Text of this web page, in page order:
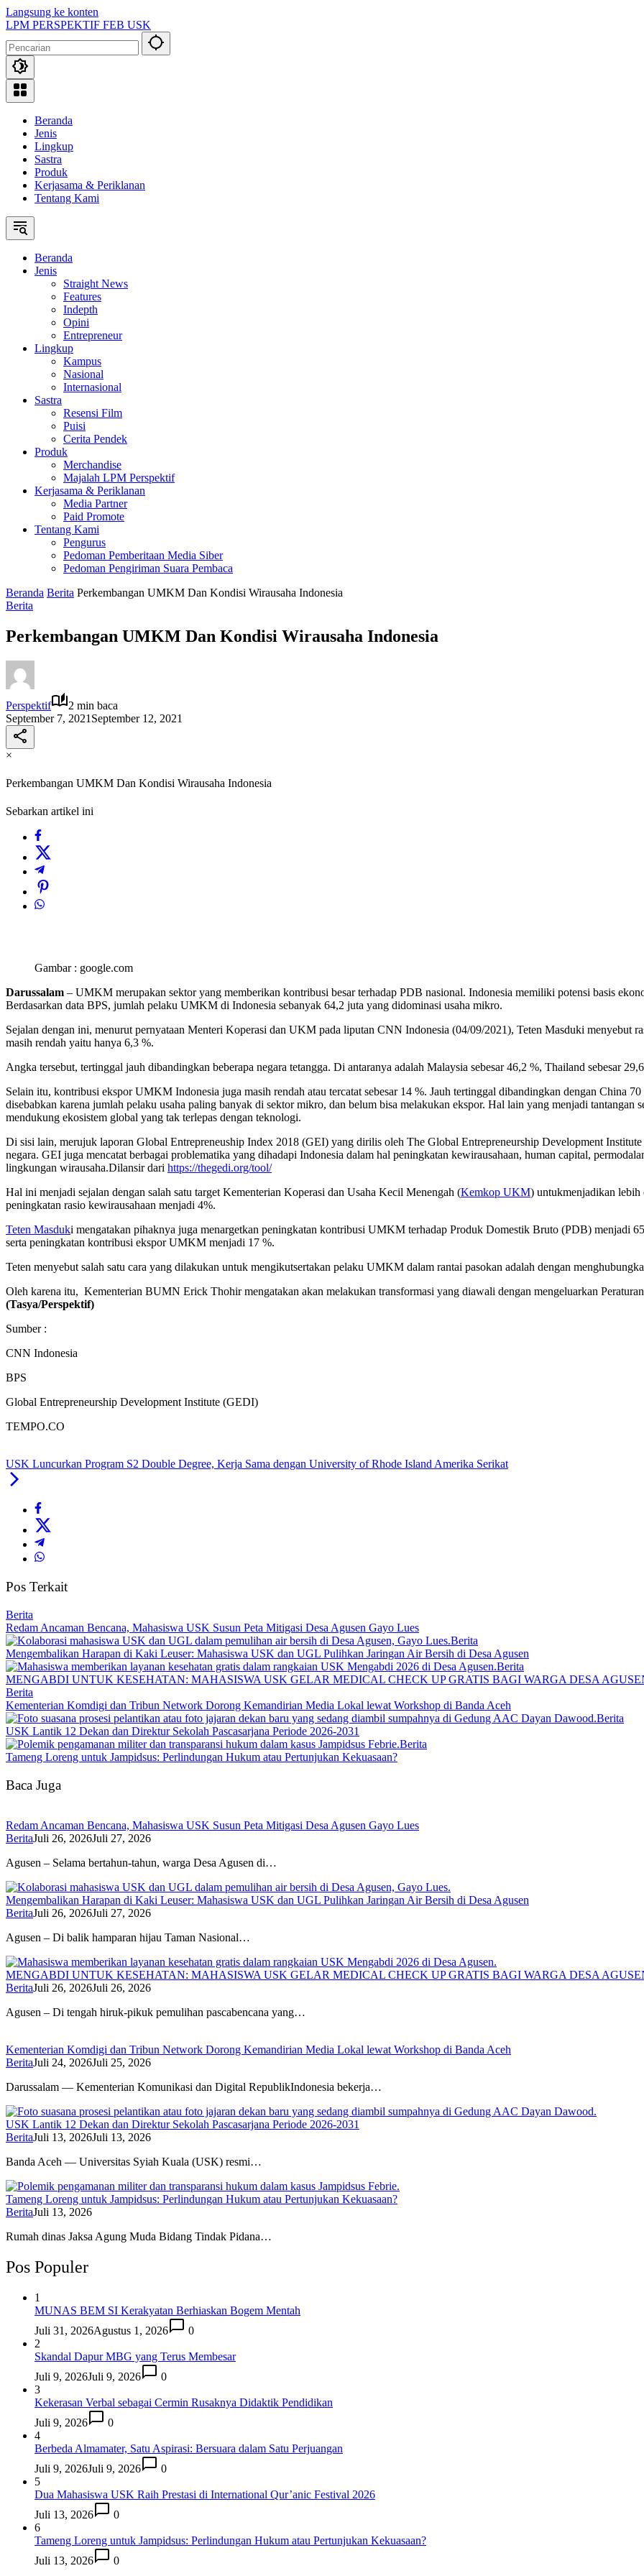
Langsung ke konten
LPM PERSPEKTIF FEB USK
Beranda
Jenis
Lingkup
Sastra
Produk
Kerjasama & Periklanan
Tentang Kami
Beranda
Jenis
Straight News
Features
Indepth
Opini
Entrepreneur
Lingkup
Kampus
Nasional
Internasional
Sastra
Resensi Film
Puisi
Cerita Pendek
Produk
Merchandise
Majalah LPM Perspektif
Kerjasama & Periklanan
Media Partner
Paid Promote
Tentang Kami
Pengurus
Pedoman Pemberitaan Media Siber
Pedoman Pengiriman Suara Pembaca
Beranda Berita Perkembangan UMKM Dan Kondisi Wirausaha Indonesia
Berita
Perkembangan UMKM Dan Kondisi Wirausaha Indonesia
Perspektif
2 min baca
September 7, 2021 September 12, 2021
×
Perkembangan UMKM Dan Kondisi Wirausaha Indonesia
Sebarkan artikel ini
Gambar : google.com
Darussalam – UMKM merupakan sektor yang memberikan kontribusi besar terhadap PDB nasional. Indonesia memiliki potensi basis
Berdasarkan data BPS, jumlah pelaku UMKM di Indonesia sebanyak 64,2 juta yang didominasi usaha mikro.
Sejalan dengan ini, menurut pernyataan Menteri Koperasi dan UKM pada liputan CNN Indonesia (04/09/2021), Teten Masduki menyebut
masih rendah yaitu hanya 6,3 %.
Angka tersebut, tertinggal jauh dibandingkan beberapa negara tetangga. Di antaranya adalah Malaysia sebesar 46,2 %, Thailand sebesar
Selain itu, kontribusi ekspor UMKM Indonesia juga masih rendah atau tercatat sebesar 14 %. Jauh tertinggal dibandingkan dengan China 70
disebabkan karena jumlah pelaku usaha paling banyak di sektor mikro, dan belum bisa melakukan ekspor. Hal lain yang menjadi tantangan
mendukung ekosistem global yang tak terlepas dengan teknologi.
Di sisi lain, merujuk laporan Global Entrepreneuship Index 2018 (GEI) yang dirilis oleh The Global Entrepreneurship Development
negara. GEI juga mencatat berbagai problematika yang dihadapi Indonesia dalam hal peningkatan kewirausahaan, human capital,
lingkungan wirausaha.Dilansir dari https://thegedi.org/tool/
Hal ini menjadi sejalan dengan salah satu target Kementerian Koperasi dan Usaha Kecil Menengah (Kemkop UKM) untukmenjadikan lebih
peningkatan rasio kewirausahaan menjadi 4%.
Teten Masduki mengatakan pihaknya juga menargetkan peningkatan kontribusi UMKM terhadap Produk Domestik Bruto (PDB) menjadi
serta peningkatan kontribusi ekspor UMKM menjadi 17 %.
Teten menyebut salah satu cara yang dilakukan untuk mengikutsertakan pelaku UMKM dalam rantai pasokan adalah dengan
Oleh karena itu, Kementerian BUMN Erick Thohir mengatakan akan melakukan transformasi yang diawali dengan mengeluarkan
(Tasya/Perspektif)
Sumber :
CNN Indonesia
BPS
Global Entrepreneurship Development Institute (GEDI)
TEMPO.CO
USK Luncurkan Program S2 Double Degree, Kerja Sama dengan University of Rhode Island Amerika Serikat
Pos Terkait
Berita
Redam Ancaman Bencana, Mahasiswa USK Susun Peta Mitigasi Desa Agusen Gayo Lues
Berita
Mengembalikan Harapan di Kaki Leuser: Mahasiswa USK dan UGL Pulihkan Jaringan Air Bersih di Desa Agusen
Berita
MENGABDI UNTUK KESEHATAN: MAHASISWA USK GELAR MEDICAL CHECK UP GRATIS BAGI WARGA DESA
Berita
Kementerian Komdigi dan Tribun Network Dorong Kemandirian Media Lokal lewat Workshop di Banda Aceh
Berita
USK Lantik 12 Dekan dan Direktur Sekolah Pascasarjana Periode 2026-2031
Berita
Tameng Loreng untuk Jampidsus: Perlindungan Hukum atau Pertunjukan Kekuasaan?
Baca Juga
Redam Ancaman Bencana, Mahasiswa USK Susun Peta Mitigasi Desa Agusen Gayo Lues
BeritaJuli 26, 2026Juli 27, 2026
Agusen – Selama bertahun-tahun, warga Desa Agusen di…
Mengembalikan Harapan di Kaki Leuser: Mahasiswa USK dan UGL Pulihkan Jaringan Air Bersih di Desa Agusen
BeritaJuli 26, 2026Juli 27, 2026
Agusen – Di balik hamparan hijau Taman Nasional…
MENGABDI UNTUK KESEHATAN: MAHASISWA USK GELAR MEDICAL CHECK UP GRATIS BAGI WARGA DESA
BeritaJuli 26, 2026Juli 26, 2026
Agusen – Di tengah hiruk-pikuk pemulihan pascabencana yang…
Kementerian Komdigi dan Tribun Network Dorong Kemandirian Media Lokal lewat Workshop di Banda Aceh
BeritaJuli 24, 2026Juli 25, 2026
Darussalam — Kementerian Komunikasi dan Digital RepublikIndonesia bekerja…
USK Lantik 12 Dekan dan Direktur Sekolah Pascasarjana Periode 2026-2031
BeritaJuli 13, 2026Juli 13, 2026
Banda Aceh — Universitas Syiah Kuala (USK) resmi…
Tameng Loreng untuk Jampidsus: Perlindungan Hukum atau Pertunjukan Kekuasaan?
BeritaJuli 13, 2026
Rumah dinas Jaksa Agung Muda Bidang Tindak Pidana…
Pos Populer
1
MUNAS BEM SI Kerakyatan Berhiaskan Bogem Mentah
Juli 31, 2026Agustus 1, 2026
0
2
Skandal Dapur MBG yang Terus Membesar
Juli 9, 2026Juli 9, 2026
0
3
Kekerasan Verbal sebagai Cermin Rusaknya Didaktik Pendidikan
Juli 9, 2026
0
4
Berbeda Almamater, Satu Aspirasi: Bersuara dalam Satu Perjuangan
Juli 9, 2026Juli 9, 2026
0
5
Dua Mahasiswa USK Raih Prestasi di International Qur’anic Festival 2026
Juli 13, 2026
0
6
Tameng Loreng untuk Jampidsus: Perlindungan Hukum atau Pertunjukan Kekuasaan?
Juli 13, 2026
0